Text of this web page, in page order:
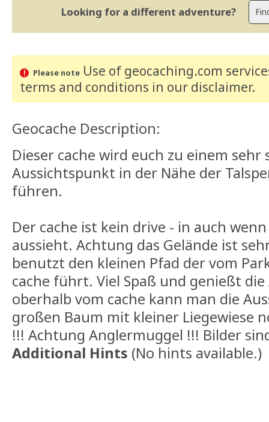
Looking for a different adventure?
Please noteUse of geocaching.com
terms and conditions in our disclaimer.
Geocache Description:
Dieser cache wird euch zu einem sehr
Aussichtspunkt in der Nähe der
führen.
Der cache ist kein drive - in auch
aussieht. Achtung das Gelände ist
benutzt den kleinen Pfad der vom
cache führt. Viel Spaß und genießt die
oberhalb vom cache kann man die
großen Baum mit kleiner Liegewiese
!!! Achtung Anglermuggel !!! Bilder
Additional Hints (No hints available.)